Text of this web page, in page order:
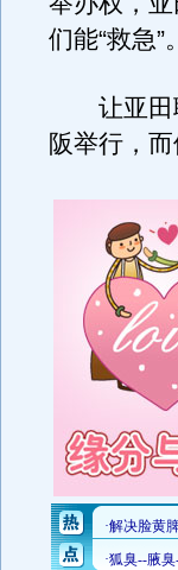
们能“救急”。
让亚田联
阪举行，